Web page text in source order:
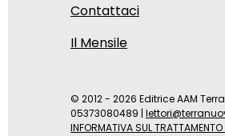
Contattaci
Il Mensile
© 2012 - 2026 Editrice AAM
05373080489 |
INFORMATIVA SUL TRATTAMENTO